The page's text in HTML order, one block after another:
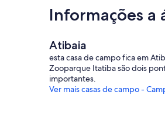
Informações a
Atibaia
esta casa de campo fica em
Zooparque Itatiba são dois
importantes.
Ver mais casas de campo -